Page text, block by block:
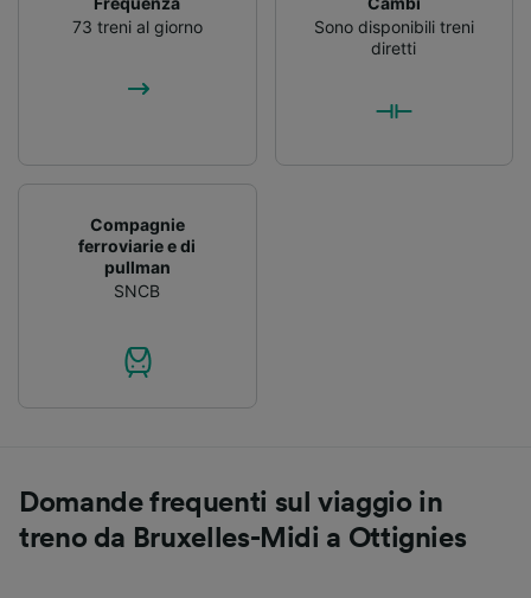
73 treni al giorno
Sono disponibili treni
diretti
Compagnie
ferroviarie e di
pullman
SNCB
Domande frequenti sul viaggio in
treno da Bruxelles-Midi a Ottignies